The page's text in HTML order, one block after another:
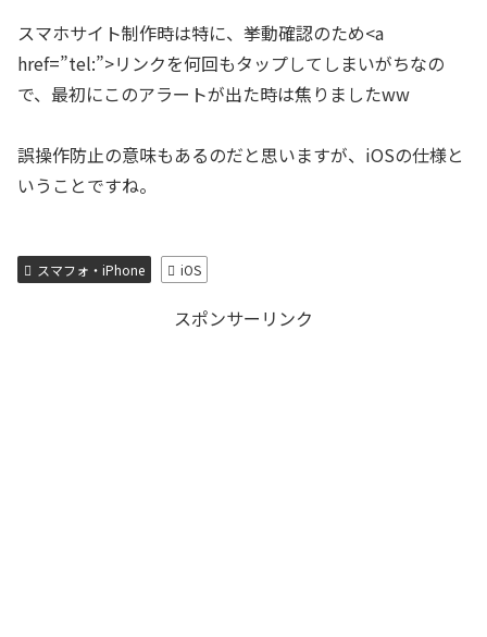
スマホサイト制作時は特に、挙動確認のため<a
href=”tel:”>リンクを何回もタップしてしまいがちなの
で、最初にこのアラートが出た時は焦りましたww
誤操作防止の意味もあるのだと思いますが、iOSの仕様と
いうことですね。
スマフォ・iPhone iOS
スポンサーリンク